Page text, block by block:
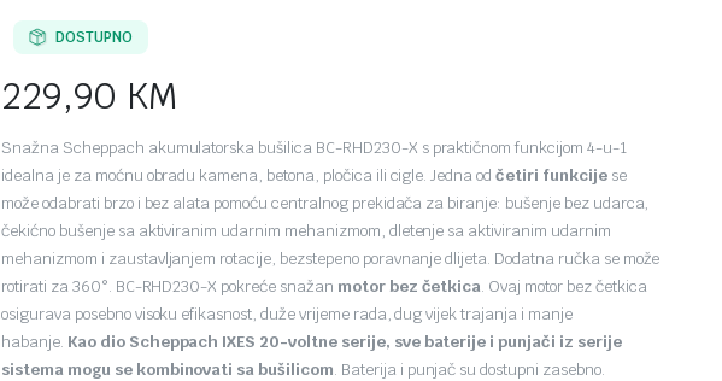
DOSTUPNO
229,90 KM
Snažna Scheppach akumulatorska bušilica BC-RHD230-X s praktičnom funkcijom 4-u-1
idealna je za moćnu obradu kamena, betona, pločica ili cigle. Jedna od četiri funkcijese
može odabrati brzo i bez alata pomoću centralnog prekidača za biranje: bušenje bez udarca,
čekićno bušenje sa aktiviranim udarnim mehanizmom, dletenje sa aktiviranim udarnim
mehanizmom i zaustavljanjem rotacije, bezstepeno poravnanje dlijeta. Dodatna ručka se može
rotirati za 360°. BC-RHD230-X pokreće snažan motor bez četkica. Ovaj motor bez četkica
osigurava posebno visoku efikasnost, duže vrijeme rada, dug vijek trajanja i manje
habanje. Kao dio Scheppach IXES 20-voltne serije, sve baterije i punjači iz serije
sistema mogu se kombinovati sa bušilicom. Baterija i punjač su dostupni zasebno.